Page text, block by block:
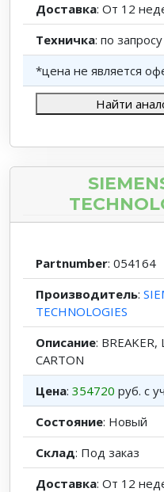
Доставка: От 12
Техничка: по запросу
*цена не является
Найти
Partnumber: 054164
Производитель:
TECHNOLOGIES
Описание: BREAKER,
CARTON
Цена: 354720 руб. с
Состояние: Новый
Склад: Под заказ
Доставка: От 12